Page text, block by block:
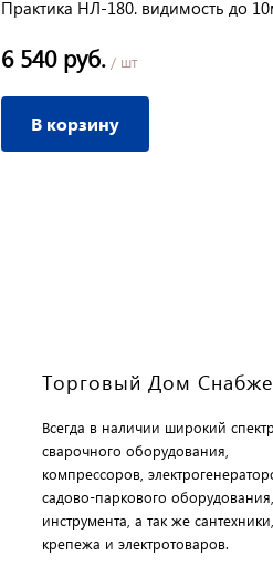
Практика НЛ-180. видимость до
6 540 руб. / шт
В корзину
Торговый Дом
Всегда в наличии широкий спектр
сварочного оборудования,
компрессоров,
садово-паркового оборудования,
инструмента, а так же сантехники,
крепежа и электротоваров.